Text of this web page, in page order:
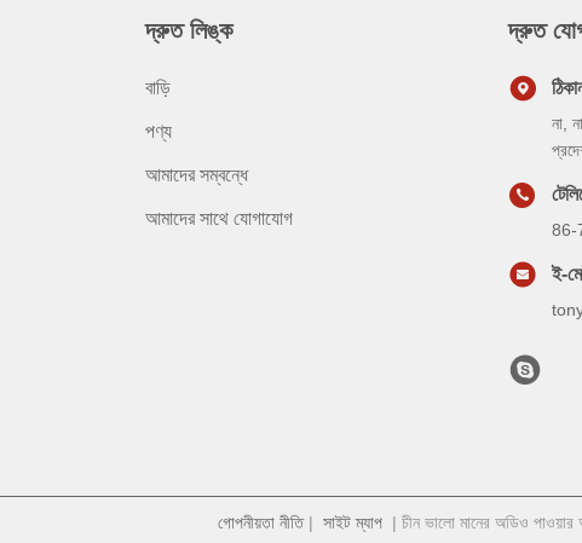
দ্রুত লিঙ্ক
বাড়ি
পণ্য
আমাদের সম্বন্ধে
আমাদের সাথে যোগাযোগ
দ্রুত
না,
86-
ই-
গোপনীয়তা নীতি| সাইট ম্যাপ | চীন ভালো মানের অডিও